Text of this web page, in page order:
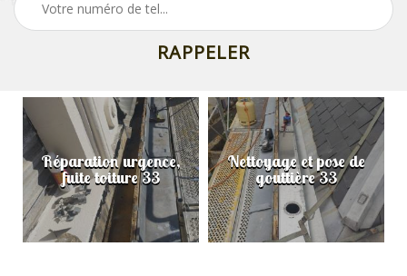
Réparation urgence,
fuite toiture 33
Nettoyage et pose de
gouttière 33